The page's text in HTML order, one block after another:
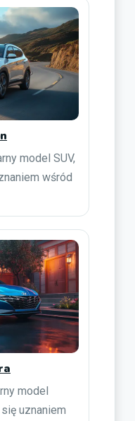
model SUV,
wśród
model
uznaniem